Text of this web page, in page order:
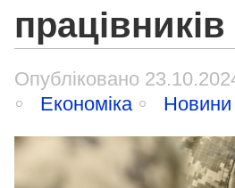
працівників
Опубліковано
Економіка
Новини